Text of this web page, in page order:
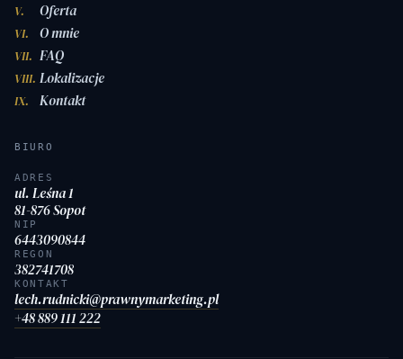
V. Oferta
VI. O mnie
VII. FAQ
VIII. Lokalizacje
IX. Kontakt
BIURO
ADRES
ul. Leśna 1
81-876 Sopot
NIP
6443090844
REGON
382741708
KONTAKT
lech.rudnicki@prawnymarketing.pl
+48 889 111 222